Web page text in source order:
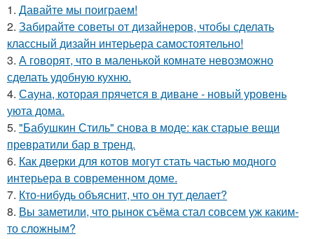
1. Давайте мы поиграем!
2. Забирайте советы от дизайнеров, чтобы сделать
классный дизайн интерьера самостоятельно!
3. А говорят, что в маленькой комнате невозможно
сделать удобную кухню.
4. Сауна, которая прячется в диване - новый уровень
уюта дома.
5. "Бабушкин Стиль" снова в моде: как старые вещи
превратили бар в тренд.
6. Как дверки для котов могут стать частью модного
интерьера в современном доме.
7. Кто-нибудь объяснит, что он тут делает?
8. Вы заметили, что рынок съёма стал совсем уж каким-
то сложным?